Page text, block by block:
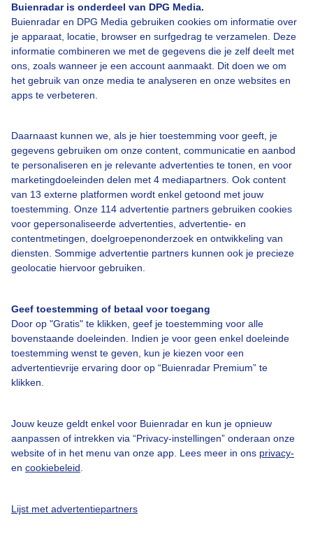
Buienradar is onderdeel van DPG Media.
Buienradar en DPG Media gebruiken cookies om informatie over
je apparaat, locatie, browser en surfgedrag te verzamelen. Deze
informatie combineren we met de gegevens die je zelf deelt met
ons, zoals wanneer je een account aanmaakt. Dit doen we om
het gebruik van onze media te analyseren en onze websites en
apps te verbeteren.
Daarnaast kunnen we, als je hier toestemming voor geeft, je
gegevens gebruiken om onze content, communicatie en aanbod
te personaliseren en je relevante advertenties te tonen, en voor
marketingdoeleinden delen met 4 mediapartners. Ook content
van 13 externe platformen wordt enkel getoond met jouw
toestemming. Onze 114 advertentie partners gebruiken cookies
voor gepersonaliseerde advertenties, advertentie- en
contentmetingen, doelgroepenonderzoek en ontwikkeling van
diensten. Sommige advertentie partners kunnen ook je precieze
geolocatie hiervoor gebruiken.
Geef toestemming of betaal voor toegang
Door op "Gratis" te klikken, geef je toestemming voor alle
bovenstaande doeleinden. Indien je voor geen enkel doeleinde
toestemming wenst te geven, kun je kiezen voor een
advertentievrije ervaring door op “Buienradar Premium” te
klikken.
Jouw keuze geldt enkel voor Buienradar en kun je opnieuw
aanpassen of intrekken via “Privacy-instellingen” onderaan onze
website of in het menu van onze app. Lees meer in ons privacy-
en cookiebeleid
Lijst met advertentiepartners
Over Buienradar
Bedrijfsgegevens
Veelgestelde vragen
Contact
Gebruikersvoorwaarden
Adverteren
Buienradar Team
Privacy beleid
Privacy instellingen
Gratis weerdata
Buienradar